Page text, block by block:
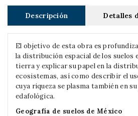
Descripción Detalles
El objetivo de esta obra es
la distribución espacial de los suelos
tierra y explicar su papel en la
ecosistemas, así como describir el
cuya riqueza se plasma también en
edafológica.
Geografía de suelos de México